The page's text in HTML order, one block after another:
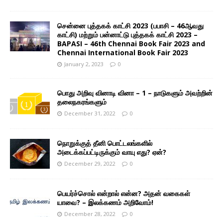
சென்னை புத்தகக் காட்சி 2023 (பபாசி – 46ஆவது
காட்சி) மற்றும் பன்னாட்டு புத்தகக் காட்சி 2023 –
BAPASI – 46th Chennai Book Fair 2023 and
Chennai International Book Fair 2023
January 2, 2023 0
பொது அறிவு வினாடி வினா – 1 – நாடுகளும் அவற்றின்
தலைநகரங்களும்
December 31, 2022 0
நொறுக்குத் தீனி பொட்டலங்களில்
அடைக்கப்பட்டிருக்கும் வாயு எது? ஏன்?
December 29, 2022 0
பெயர்ச்சொல் என்றால் என்ன? அதன் வகைகள்
யாவை? – இலக்கணம் அறிவோம்!
December 28, 2022 0